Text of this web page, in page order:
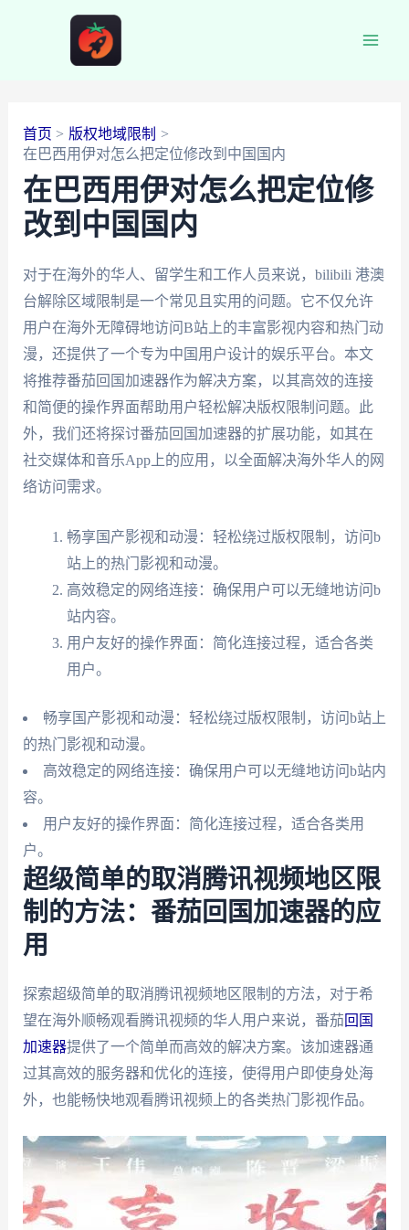
首页
版权地域限制
在巴西用伊对怎么把定位修改到中国国内
在巴西用伊对怎么把定位修
改到中国国内
对于在海外的华人、留学生和工作人员来说，bilibili 港澳
台解除区域限制是一个常见且实用的问题。它不仅允许
用户在海外无障碍地访问B站上的丰富影视内容和热门动
漫，还提供了一个专为中国用户设计的娱乐平台。本文
将推荐番茄回国加速器作为解决方案，以其高效的连接
和简便的操作界面帮助用户轻松解决版权限制问题。此
外，我们还将探讨番茄回国加速器的扩展功能，如其在
社交媒体和音乐App上的应用，以全面解决海外华人的网
络访问需求。
畅享国产影视和动漫：轻松绕过版权限制，访问b
站上的热门影视和动漫。
高效稳定的网络连接：确保用户可以无缝地访问b
站内容。
用户友好的操作界面：简化连接过程，适合各类
用户。
畅享国产影视和动漫：轻松绕过版权限制，访问b站上
的热门影视和动漫。
高效稳定的网络连接：确保用户可以无缝地访问b站内
容。
用户友好的操作界面：简化连接过程，适合各类用
户。
超级简单的取消腾讯视频地区限
制的方法：番茄回国加速器的应
用
探索超级简单的取消腾讯视频地区限制的方法，对于希
望在海外顺畅观看腾讯视频的华人用户来说，番茄回国
加速器提供了一个简单而高效的解决方案。该加速器通
过其高效的服务器和优化的连接，使得用户即使身处海
外，也能畅快地观看腾讯视频上的各类热门影视作品。